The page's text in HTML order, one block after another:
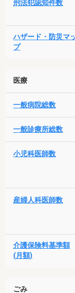
刑法犯認知件数
ハザード・防災マ
プ
医療
一般病院総数
一般診療所総数
小児科医師数
産婦人科医師数
介護保険料基準額
(月額)
ごみ